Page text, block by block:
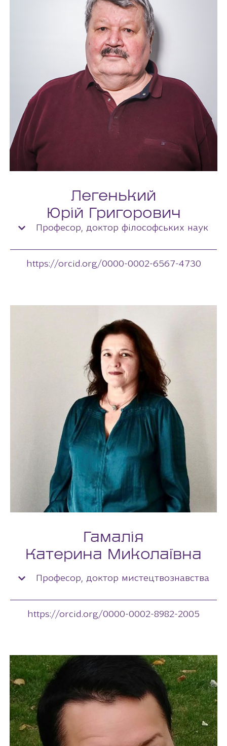
Легенький
Юрій Григорович
Професор, доктор філософських наук
https://orcid.org/0000-0002-6567-4730
Гамалія
Катерина Миколаївна
Професор, доктор мистецтвознавства
https://orcid.org/0000-0002-8982-2005